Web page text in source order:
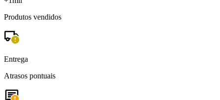
Produtos vendidos
Entrega
Atrasos pontuais